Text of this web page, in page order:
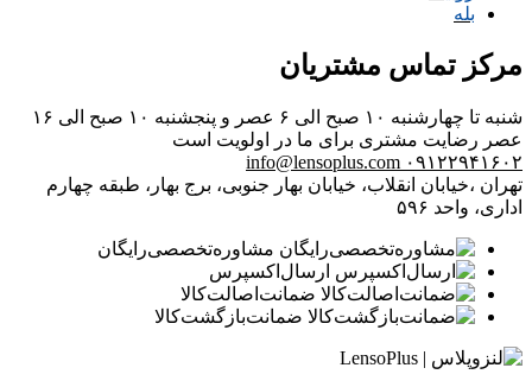
بله
مرکز تماس مشتریان
شنبه تا چهارشنبه ۱۰ صبح الی ۶ عصر و پنجشنبه ۱۰ صبح الی ۱۶
عصر رضایت مشتری برای ما در اولویت است
۰۹۱۲۲۹۴۱۶۰۲ info@lensoplus.com
تهران ،خیابان انقلاب، خیابان بهار جنوبی، برج بهار، طبقه چهارم
اداری، واحد ۵۹۶
مشاوره‌تخصصی‌رایگان
ارسال‌اکسپرس
ضمانت‌اصالت‌کالا
ضمانت‌بازگشت‌کالا